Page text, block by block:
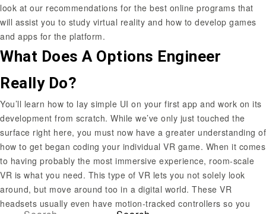
look at our recommendations for the best online programs that
will assist you to study virtual reality and how to develop games
and apps for the platform.
What Does A Options Engineer
Really Do?
You’ll learn how to lay simple UI on your first app and work on its
development from scratch. While we’ve only just touched the
surface right here, you must now have a greater understanding of
how to get began coding your individual VR game. When it comes
to having probably the most immersive experience, room-scale
VR is what you need. This type of VR lets you not solely look
around, but move around too in a digital world. These VR
headsets usually even have motion-tracked controllers so you